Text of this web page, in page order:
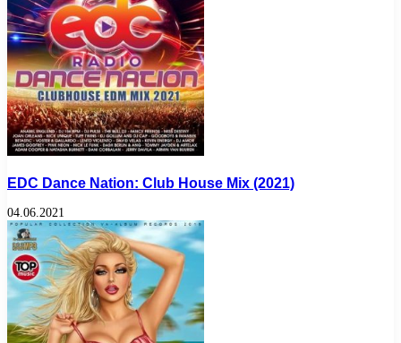
EDC Dance Nation: Club House Mix (2021)
04.06.2021